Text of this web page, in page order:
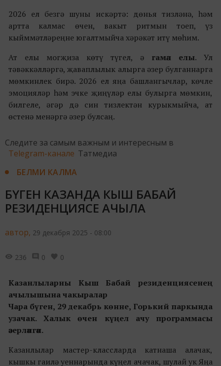
2026 ел безгә шуны искәртә: дөнья тизләнә, һәм
артта калмас өчен, вакыт ритмын тоеп, үз
кыйммәтләреңне югалтмыйча хәрәкәт итү мөһим.
Ат елы могҗиза көтү түгел, ә гамәл елы. Ул
тәвәккәлләргә, җаваплылык алырга әзер булганнарга
мөмкинлек бирә. 2026 ел яңа башлангычлар, көчле
эмоцияләр һәм эчке җиңүләр елы булырга мөмкин,
билгеле, әгәр дә син тизлектән курыкмыйча, ат
өстенә менәргә әзер булсаң.
Следите за самым важным и интересным в
Telegram-канале Татмедиа
БЕЛМИ КАЛМА
БҮГЕН КАЗАНДА КЫШ БАБАЙ
РЕЗИДЕНЦИЯСЕ АЧЫЛА
автор, 29 декабря 2025 - 08:00
236 0 0
Казанлыларны Кыш Бабай резиденциясенең
ачылышына чакыралар
Чара бүген, 29 декабрь көнне, Горький паркында
узачак. Халык өчен күңел ачу программасы
әзерләнгән.
Казанлылар мастер-классларда катнаша алачак,
кышкы гаилә уеннарында күңел ачачак, шулай ук Яңа